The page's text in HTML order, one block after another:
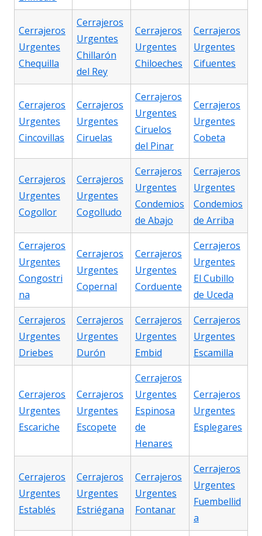
Cerrajeros
Urgentes
Chequilla
Cerrajeros
Urgentes
Chillarón
del Rey
Cerrajeros
Urgentes
Chiloeches
Cerrajeros
Urgentes
Cifuentes
Cerrajeros
Urgentes
Cincovillas
Cerrajeros
Urgentes
Ciruelas
Cerrajeros
Urgentes
Ciruelos
del Pinar
Cerrajeros
Urgentes
Cobeta
Cerrajeros
Urgentes
Cogollor
Cerrajeros
Urgentes
Cogolludo
Cerrajeros
Urgentes
Condemios
de Abajo
Cerrajeros
Urgentes
Condemios
de Arriba
Cerrajeros
Urgentes
Congostri
na
Cerrajeros
Urgentes
Copernal
Cerrajeros
Urgentes
Corduente
Cerrajeros
Urgentes
El Cubillo
de Uceda
Cerrajeros
Urgentes
Driebes
Cerrajeros
Urgentes
Durón
Cerrajeros
Urgentes
Embid
Cerrajeros
Urgentes
Escamilla
Cerrajeros
Urgentes
Escariche
Cerrajeros
Urgentes
Escopete
Cerrajeros
Urgentes
Espinosa
de
Henares
Cerrajeros
Urgentes
Esplegares
Cerrajeros
Urgentes
Establés
Cerrajeros
Urgentes
Estriégana
Cerrajeros
Urgentes
Fontanar
Cerrajeros
Urgentes
Fuembellid
a